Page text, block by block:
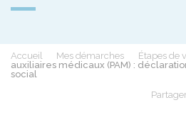
Accueil Mes démarches Étapes de
auxiliaires médicaux (PAM) :
social